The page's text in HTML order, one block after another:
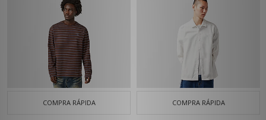
COMPRA RÁPIDA COMPRA RÁPIDA